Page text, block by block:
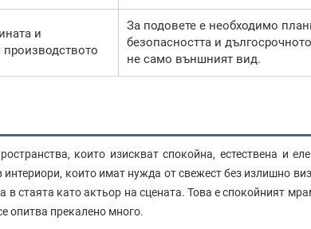
и
производството
За подовете е необходимо
безопасността и
не само външният вид.
които изискват спокойна, естествена и
които имат нужда от свежест без излишно
стаята като актьор на сцената. Това е спокойният
опитва прекалено много.